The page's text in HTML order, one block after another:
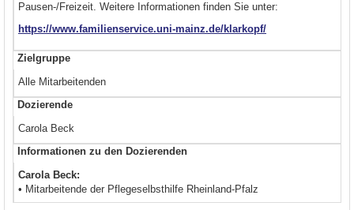
Pausen-/Freizeit. Weitere Informationen finden Sie unter:
https://www.familienservice.uni-mainz.de/klarkopf/
Zielgruppe
Alle Mitarbeitenden
Dozierende
Carola Beck
Informationen zu den Dozierenden
Carola Beck:
• Mitarbeitende der Pflegeselbsthilfe Rheinland-Pfalz